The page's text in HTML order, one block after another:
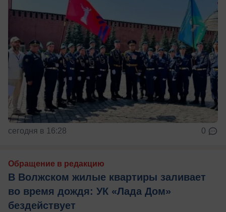
сегодня в 16:28 0
Обращение в редакцию
В Волжском жилые квартиры заливает
во время дождя: УК «Лада Дом»
бездействует